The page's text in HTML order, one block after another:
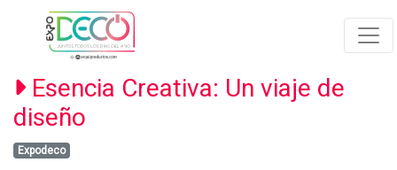
Esencia Creativa: Un viaje de
diseño
Expodeco